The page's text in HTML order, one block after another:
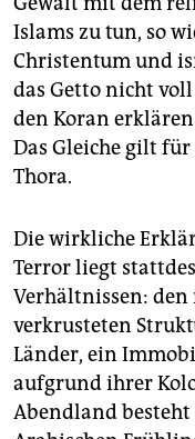
Islams zu tun, so
Christentum und
das Getto nicht
den Koran
Das Gleiche gilt für
Thora.
Die wirkliche
Terror liegt
Verhältnissen:
verkrusteten
Länder, ein
aufgrund ihrer
Abendland